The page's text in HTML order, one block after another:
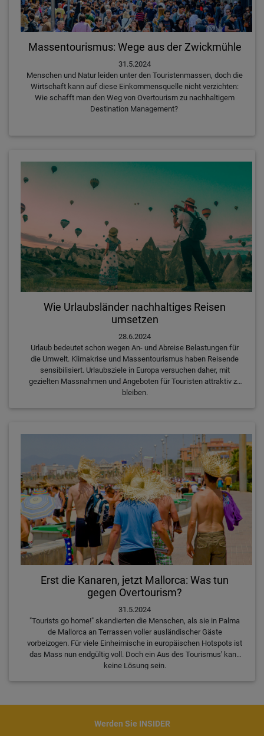
Massentourismus: Wege aus der Zwickmühle
31.5.2024
Menschen und Natur leiden unter den Touristenmassen, doch die
Wirtschaft kann auf diese Einkommensquelle nicht verzichten:
Wie schafft man den Weg von Overtourism zu nachhaltigem
Destination Management?
Wie Urlaubsländer nachhaltiges Reisen
umsetzen
28.6.2024
Urlaub bedeutet schon wegen An- und Abreise Belastungen für
die Umwelt. Klimakrise und Massentourismus haben Reisende
sensibilisiert. Urlaubsziele in Europa versuchen daher, mit
gezielten Massnahmen und Angeboten für Touristen attraktiv zu
bleiben.
Erst die Kanaren, jetzt Mallorca: Was tun
gegen Overtourism?
31.5.2024
"Tourists go home!" skandierten die Menschen, als sie in Palma
de Mallorca an Terrassen voller ausländischer Gäste
vorbeizogen. Für viele Einheimische in europäischen Hotspots ist
das Mass nun endgültig voll. Doch ein Aus des Tourismusꞌ kann
keine Lösung sein.
Werden Sie INSIDER